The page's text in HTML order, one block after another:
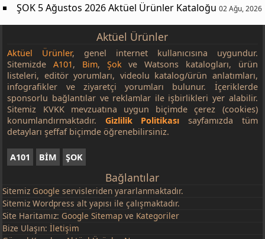
ŞOK 5 Ağustos 2026 Aktüel Ürünler Kataloğu 02 Ağu, 2026
Aktüel Ürünler
Aktüel Ürünler, genel internet kullanıcısına uygundur.
SitemizdeA101, Bim, Şokve Watsons katalogları, ürün
listeleri, editör yorumları, videolu katalog/ürün anlatımları,
infografikler ve ziyaretçi yorumları bulunur. İçeriklerde
sponsorlu bağlantılar ve reklamlar ile işbirlikleri yer alabilir.
Sitemiz KVKK mevzuatına uygun biçimde çerez (cookies)
konumlandırmaktadır. Gizlilik Politikası sayfamızda tüm
detayları şeffaf biçimde öğrenebilirsiniz.
A101 BİM ŞOK
Bağlantılar
Sitemiz Google servisleriden yararlanmaktadır.
Sitemiz Wordpress alt yapısı ile çalışmaktadır.
Site Haritamız: Google Sitemap ve Kategoriler
Bize Ulaşın:İletişim